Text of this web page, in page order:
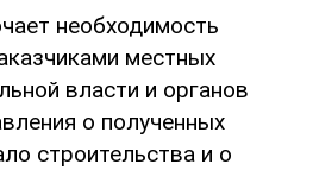
необходимость
местных
власти и органов
о полученных
строительства и о